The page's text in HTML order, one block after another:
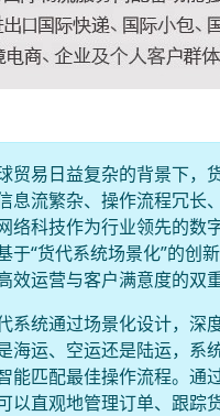
贸易日益复杂的背景下，
息流繁杂、操作流程冗长
络科技作为行业领先的数
于“货代系统场景化”的创
效运营与客户满意度的双
系统通过场景化设计，深
海运、空运还是陆运，系
能匹配最佳操作流程。通
以直观地管理订单、跟踪